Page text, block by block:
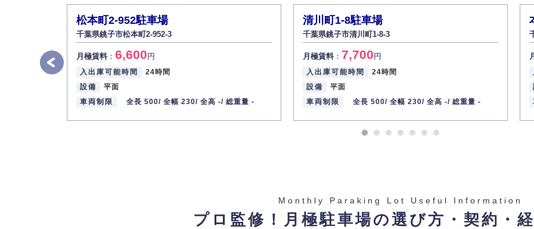
また、個人情報の内容に誤りがあり、ご本人から訂正・追加・削除の請求がある場合は適切に対応いたします。
6.個人情報管理の社内教育
弊社社員全員が、個人情報の取り扱いについての重要性を理解し、より適切に管理するよう社内教育を実施してまいりま
株式会社ミコト
代表取締役社長 野口 幸男
松本町2-952駐車場
千葉県銚子市松本町2-952-3
月極賃料： 6,600円
入出庫可能時間
24時間
設備
平面
車両制限
全長 500/ 全幅 230/ 全高 -/ 総重量 -
清川町1-8駐車場
千葉県銚子市清川町1-8-3
月極賃料： 7,700円
入出庫可能時間
24時間
設備
平面
車両制限
全長 500/ 全幅 230/ 全高 -/ 総重量 -
Monthly Paraking Lot Useful Information
プロ監修！月極駐車場の選び方・契約・